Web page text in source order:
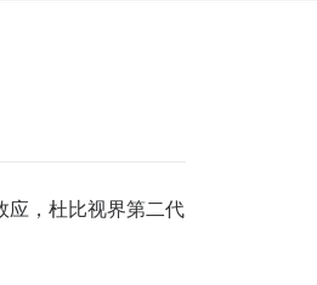
应，杜比视界第二代